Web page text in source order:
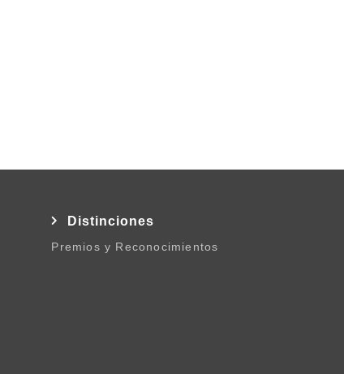
Distinciones
Premios y Reconocimientos